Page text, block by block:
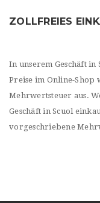
ZOLLFREIES
In unserem Geschäft
Preise im Online-Shop
Mehrwertsteuer aus.
Geschäft in Scuol
vorgeschriebene